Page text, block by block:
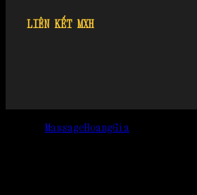
LIÊN KẾT MXH
MassageHoangGia